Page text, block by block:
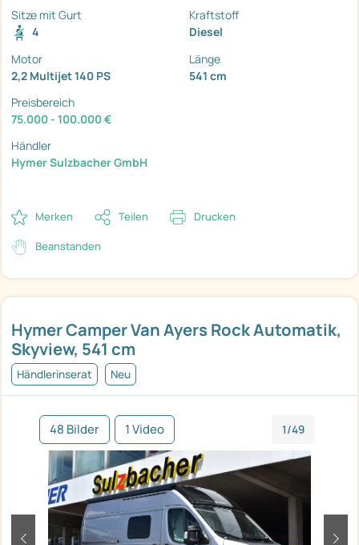
Hymer Camper Van Ayers Rock Automatik,
Skyview, 541 cm
Händlerinserat Neu
48 Bilder 1 Video 1/49
Sitze mit Gurt
4
Kraftstoff
Diesel
Motor
2,2 Multijet 140 PS
Länge
541 cm
Preisbereich
75.000 - 100.000 €
Händler
Hymer Sulzbacher GmbH
Merken Teilen Drucken
Beanstanden